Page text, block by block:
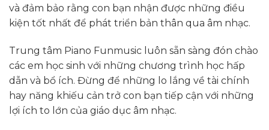
và đảm bảo rằng con bạn nhận được những điều
kiện tốt nhất để phát triển bản thân qua âm nhạc.
Trung tâm Piano Funmusic luôn sẵn sàng đón chào
các em học sinh với những chương trình học hấp
dẫn và bổ ích. Đừng để những lo lắng về tài chính
hay năng khiếu cản trở con bạn tiếp cận với những
lợi ích to lớn của giáo dục âm nhạc.